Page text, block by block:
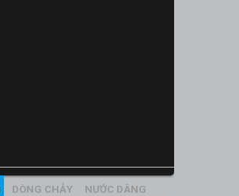
DÒNG CHẢY NƯỚC DÂNG